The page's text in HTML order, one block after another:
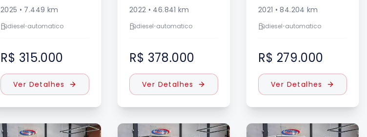
2025 • 7.449 km
diesel•automatico
R$ 315.000
Ver Detalhes
2022 • 46.841 km
diesel•automatico
R$ 378.000
Ver Detalhes
2021 •84.204 km
diesel•automatico
R$ 279.000
Ver Detalhes